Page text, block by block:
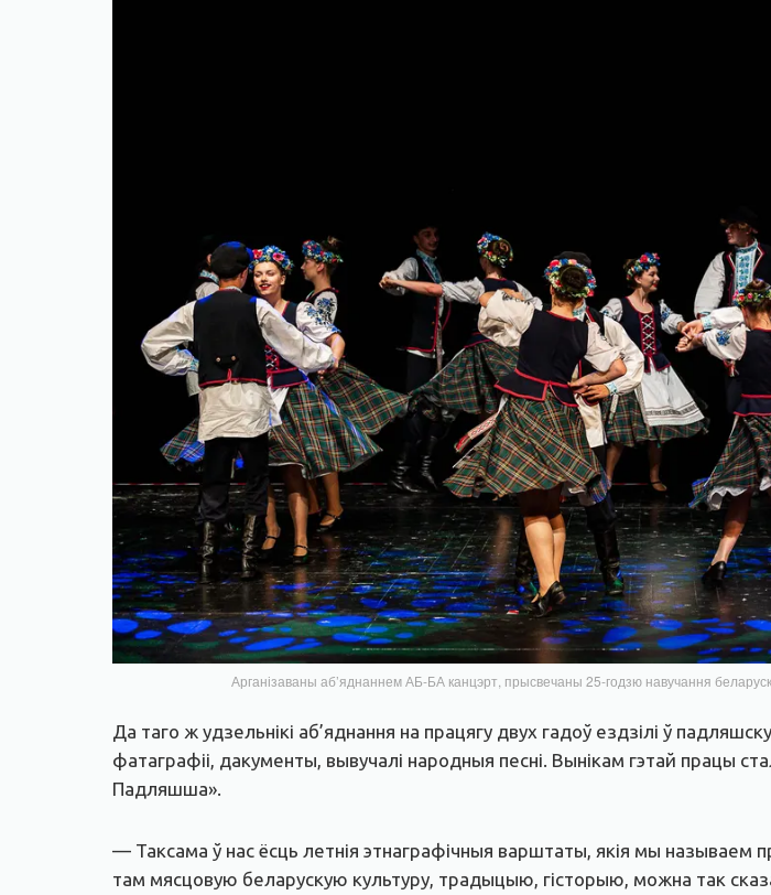
Арганізаваны аб’яднаннем АБ-БА канцэрт, прысвечаны 25-годзю навучання
Да таго ж удзельнікі аб’яднання на працягу двух гадоў ездзілі ў
фатаграфіі, дакументы, вывучалі народныя песні. Вынікам гэтай працы
Падляшша».
— Таксама ў нас ёсць летнія этнаграфічныя варштаты, якія мы называем
там мясцовую беларускую культуру, традыцыю, гісторыю, можна так